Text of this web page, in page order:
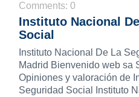
Comments:0
Instituto Nacional
Social
Instituto Nacional De La
Madrid Bienvenido web sa
Opiniones y valoración de
Seguridad Social Instituto